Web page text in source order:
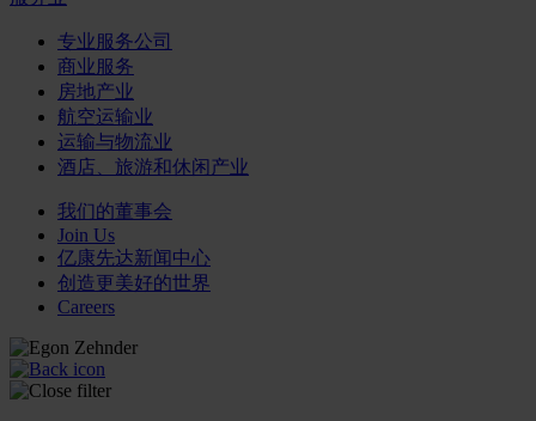
专业服务公司
商业服务
房地产业
航空运输业
运输与物流业
酒店、旅游和休闲产业
我们的董事会
Join Us
亿康先达新闻中心
创造更美好的世界
Careers